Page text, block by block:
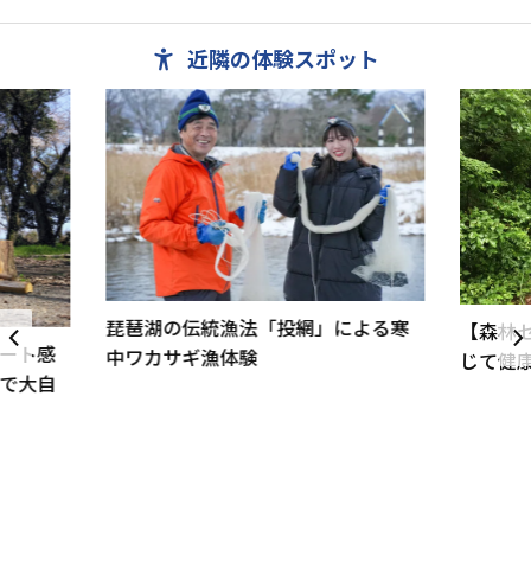
近隣の体験スポット
ト感
大自
琵琶湖の伝統漁法「投網」による寒
中ワカサギ漁体験
【森
じて健